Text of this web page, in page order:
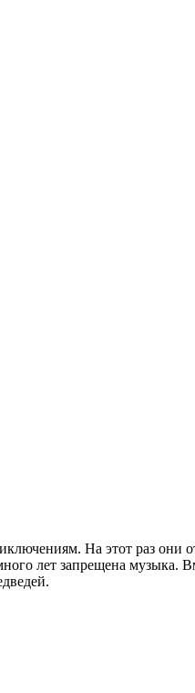
На этот раз они
лет запрещена музыка.